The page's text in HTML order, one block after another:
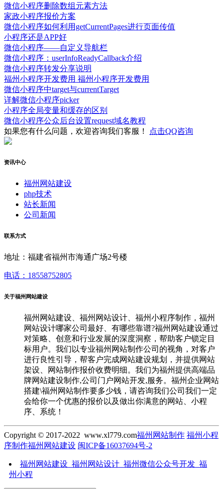
微信小程序删除数组元素方法
家政小程序报价方案
微信小程序如何利用getCurrentPages进行页面传值
小程序还是APP好
微信小程序——自定义导航栏
微信小程序：userInfoReadyCallback介绍
微信小程序转发分享说明
福州小程序开发费用 福州小程序开发费用
微信小程序中target与currentTarget
详解微信小程序picker
小程序全局变量和缓存的区别
微信小程序公众后台设置request域名教程
如果您有什么问题，欢迎咨询我们客服！
点击QQ咨询
资讯中心
福州网站建设
php技术
站长新闻
公司新闻
联系方式
地址：福建省福州市海通广场2号楼
电话：18558752805
关于福州网站建设
福州网站建设、福州网站设计、福州小程序制作，福州
网站设计哪家公司最好、有哪些靠谱?福州网站建设通过
对策略、创意和行业发展的深度洞察，帮助客户锁定目
标用户。我们以专业福州网站制作公司的视角，对客户
进行良性引导，帮客户完成网站建设规划，并提供网站
架设、网站制作报价收费明细。我们为福州提供高端品
牌网站建设制作,公司门户网站开发,服务。福州企业网站
搭建\福州网站制作要多少钱，请咨询我们公司我们一定
会给你一个优惠的报价以及做出你满意的网站、小程
序、系统！
Copyright © 2017-2022 www.xl779.com福州网站制作 福州小程
序制作福州网站建设 闽ICP备16037694号-2
福州网站建设_福州网站设计_福州微信公众号开发_福
州小程